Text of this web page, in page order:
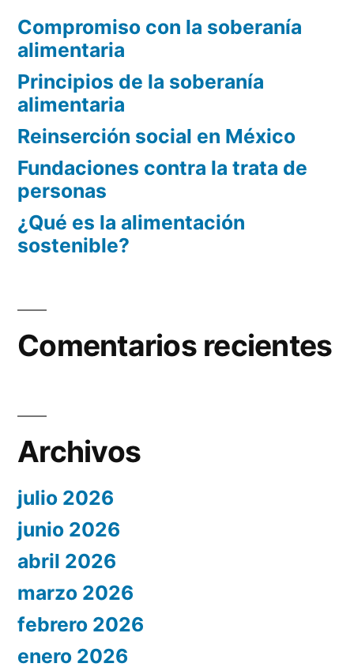
Compromiso con la soberanía
alimentaria
Principios de la soberanía
alimentaria
Reinserción social en México
Fundaciones contra la trata de
personas
¿Qué es la alimentación
sostenible?
Comentarios recientes
Archivos
julio 2026
junio 2026
abril 2026
marzo 2026
febrero 2026
enero 2026